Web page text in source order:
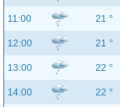
11:00 21 °
12:00 21 °
13:00 22 °
14:00 22 °